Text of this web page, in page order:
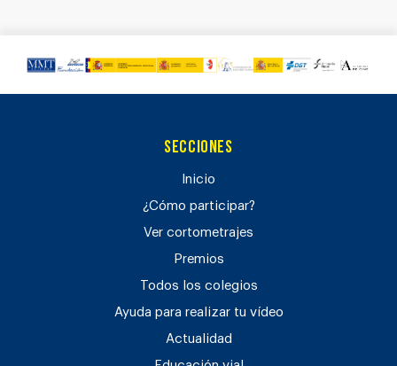
Secciones
Inicio
¿Cómo participar?
Ver cortometrajes
Premios
Todos los colegios
Ayuda para realizar tu vídeo
Actualidad